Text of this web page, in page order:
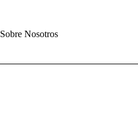
Sobre Nosotros